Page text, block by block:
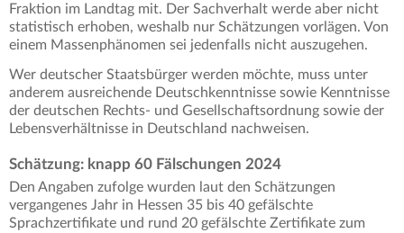
Fraktion im Landtag mit. Der Sachverhalt werde aber nicht
statistisch erhoben, weshalb nur Schätzungen vorlägen. Von
einem Massenphänomen sei jedenfalls nicht auszugehen.
Wer deutscher Staatsbürger werden möchte, muss unter
anderem ausreichende Deutschkenntnisse sowie Kenntnisse
der deutschen Rechts- und Gesellschaftsordnung sowie der
Lebensverhältnisse in Deutschland nachweisen.
Schätzung: knapp 60 Fälschungen 2024
Den Angaben zufolge wurden laut den Schätzungen
vergangenes Jahr in Hessen 35 bis 40 gefälschte
Sprachzertifikate und rund 20 gefälschte Zertifikate zum